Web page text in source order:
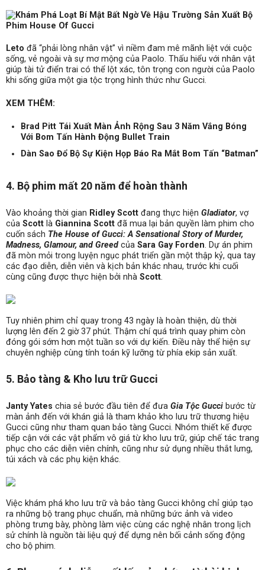
Leto đã “phải lòng nhân vật” vì niềm đam mê mãnh liệt với cuộc
sống, vẻ ngoài và sự mơ mộng của Paolo. Thấu hiểu với nhân vật
giúp tài tử điển trai có thể lột xác, tôn trọng con người của Paolo
khi sống giữa một gia tộc trọng hình thức như Gucci.
XEM THÊM:
Brad Pitt Tái Xuất Màn Ảnh Rộng Sau 3 Năm Vắng Bóng
Với Bom Tấn Hành Động Bullet Train
Dàn Sao Đổ Bộ Sự Kiện Họp Báo Ra Mắt Bom Tấn “Batman”
4. Bộ phim mất 20 năm để hoàn thành
Vào khoảng thời gian Ridley Scott đang thực hiện Gladiator, vợ
của Scott là Giannina Scott đã mua lại bản quyền làm phim cho
cuốn sách The House of Gucci: A Sensational Story of Murder,
Madness, Glamour, and Greedcủa Sara Gay Forden. Dự án phim
đã mòn mỏi trong luyện ngục phát triển gần một thập kỷ, qua tay
các đạo diễn, diễn viên và kịch bản khác nhau, trước khi cuối
cùng cũng được thực hiện bởi nhà Scott.
Tuy nhiên phim chỉ quay trong 43 ngày là hoàn thiện, dù thời
lượng lên đến 2 giờ 37 phút. Thậm chí quá trình quay phim còn
đóng gói sớm hơn một tuần so với dự kiến. Điều này thể hiện sự
chuyên nghiệp cùng tính toán kỹ lưỡng từ phía ekip sản xuất.
5. Bảo tàng & Kho lưu trữ Gucci
Janty Yates chia sẻ bước đầu tiên để đưa Gia Tộc Gucci bước từ
màn ảnh đến với khán giả là tham khảo kho lưu trữ thương hiệu
Gucci cũng như tham quan bảo tàng Gucci. Nhóm thiết kế được
tiếp cận với các vật phẩm vô giá từ kho lưu trữ, giúp chế tác trang
phục cho các diễn viên chính, cũng như sử dụng nhiều thắt lưng,
túi xách và các phụ kiện khác.
Việc khám phá kho lưu trữ và bảo tàng Gucci không chỉ giúp tạo
ra những bộ trang phục chuẩn, mà những bức ảnh và video
phòng trưng bày, phòng làm việc cùng các nghệ nhân trong lịch
sử chính là nguồn tài liệu quý để dựng nên bối cảnh sống động
cho bộ phim.